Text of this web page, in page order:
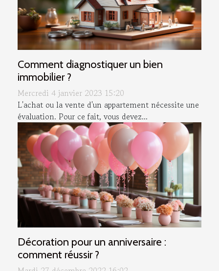
Comment diagnostiquer un bien
immobilier ?
Mercredi 4 janvier 2023 15:20
L'achat ou la vente d'un appartement nécessite une
évaluation. Pour ce fait, vous devez...
Décoration pour un anniversaire :
comment réussir ?